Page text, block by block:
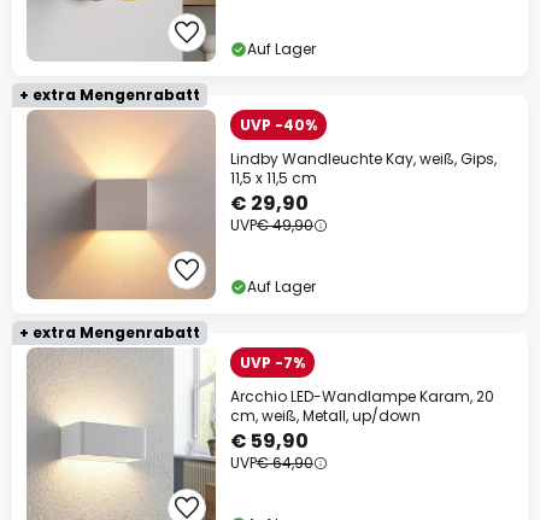
Auf Lager
+ extra Mengenrabatt
UVP -40%
Lindby Wandleuchte Kay, weiß, Gips,
11,5 x 11,5 cm
€ 29,90
UVP€ 49,90
Auf Lager
+ extra Mengenrabatt
UVP -7%
Arcchio LED-Wandlampe Karam, 20
cm, weiß, Metall, up/down
€ 59,90
UVP€ 64,90